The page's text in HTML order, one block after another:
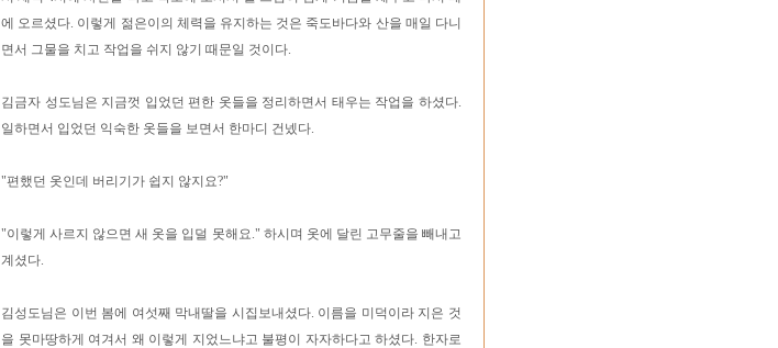
에 오르셨다. 이렇게 젊은이의 체력을 유지하는 것은 죽도바다와 산을 매일 다니
면서 그물을 치고 작업을 쉬지 않기 때문일 것이다.
김금자 성도님은 지금껏 입었던 편한 옷들을 정리하면서 태우는 작업을 하셨다.
일하면서 입었던 익숙한 옷들을 보면서 한마디 건넸다.
"편했던 옷인데 버리기가 쉽지 않지요?"
"이렇게 사르지 않으면 새 옷을 입덜 못해요." 하시며 옷에 달린 고무줄을 빼내고
계셨다.
김성도님은 이번 봄에 여섯째 막내딸을 시집보내셨다. 이름을 미덕이라 지은 것
을 못마땅하게 여겨서 왜 이렇게 지었느냐고 불평이 자자하다고 하셨다. 한자로